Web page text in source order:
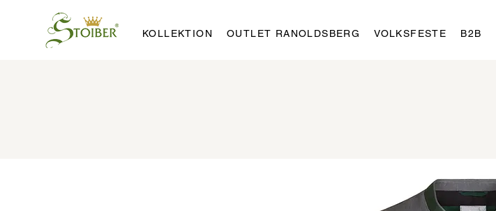
KOLLEKTION OUTLET RANOLDSBERG VOLKSFESTE B2B